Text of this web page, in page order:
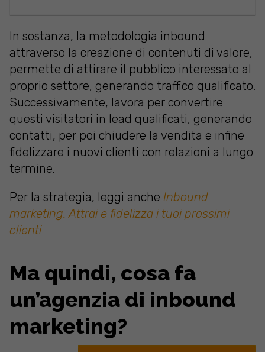
In sostanza, la metodologia inbound
attraverso la creazione di contenuti di valore,
permette di attirare il pubblico interessato al
proprio settore, generando traffico qualificato.
Successivamente, lavora per convertire
questi visitatori in lead qualificati, generando
contatti, per poi chiudere la vendita e infine
fidelizzare i nuovi clienti con relazioni a lungo
termine.
Per la strategia, leggi anche Inbound
marketing. Attrai e fidelizza i tuoi prossimi
clienti
Ma quindi, cosa fa
un’agenzia di inbound
marketing?